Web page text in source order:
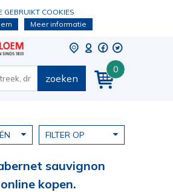
GEBRUIKT COOKIES
Meer informatie
0
zoeken
FILTER OP
sauvignon
kopen.